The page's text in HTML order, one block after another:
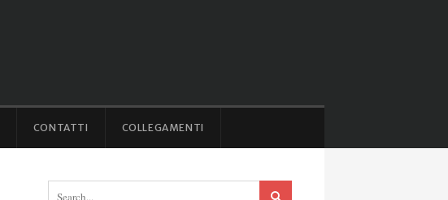
CONTATTI COLLEGAMENTI